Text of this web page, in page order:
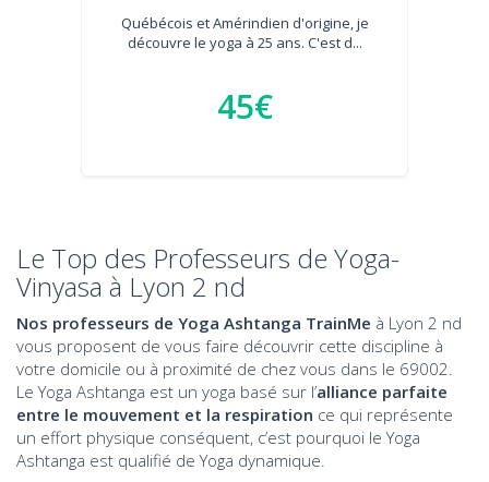
Québécois et Amérindien d'origine, je
découvre le yoga à 25 ans. C'est d...
45€
Le Top des Professeurs de Yoga-
Vinyasa à Lyon 2 nd
Nos professeurs de Yoga Ashtanga TrainMe à Lyon 2 nd
vous proposent de vous faire découvrir cette discipline à
votre domicile ou à proximité de chez vous dans le 69002.
Le Yoga Ashtanga est un yoga basé sur l’alliance parfaite
entre le mouvement et la respiration ce qui représente
un effort physique conséquent, c’est pourquoi le Yoga
Ashtanga est qualifié de Yoga dynamique.